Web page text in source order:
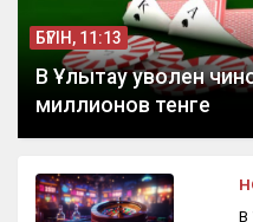
БҮГІН, 11:13
В Ұлытау уволен
миллионов тенге
В